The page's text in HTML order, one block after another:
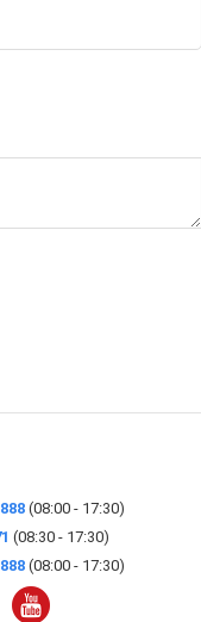
(08:00 - 17:30)
(08:30 - 17:30)
(08:00 - 17:30)